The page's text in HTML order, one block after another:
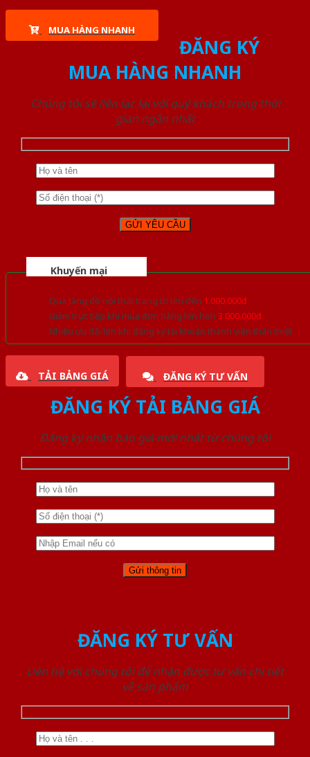
MUA HÀNG NHANH
ĐĂNG KÝ
MUA HÀNG NHANH
Chúng tôi sẽ liên lạc lại với quý khách trong thời
gian ngắn nhất
Khuyến mại
Quà tặng đồ nội thất trang trí lên đến 1.000.000đ
Giảm trực tiếp khi mua đơn hàng lớn hơn 3.000.000đ
Nhiều ưu đãi lớn khi đăng ký tài khoản thành viên thân thiết
TẢI BẢNG GIÁ ĐĂNG KÝ TƯ VẤN
ĐĂNG KÝ TẢI BẢNG GIÁ
Đăng ký nhận báo giá mới nhất từ chúng tôi
ĐĂNG KÝ TƯ VẤN
Liên hệ với chúng tôi để nhận được tư vấn chi tiết
về sản phẩm